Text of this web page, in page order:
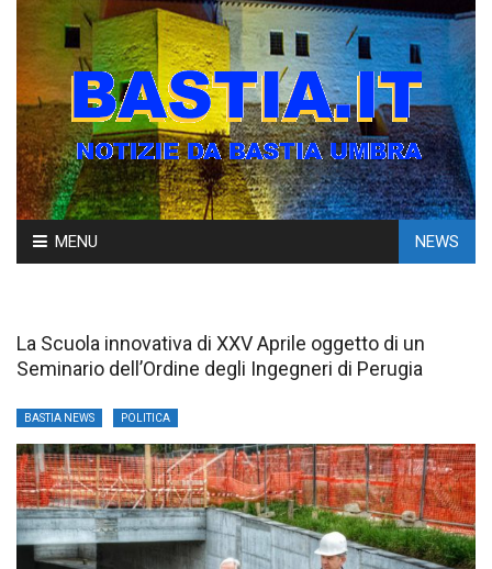
Skip
to
MENU NEWS
La Scuola innovativa di XXV Aprile oggetto di un
Seminario dell’Ordine degli Ingegneri di Perugia
BASTIA NEWS POLITICA